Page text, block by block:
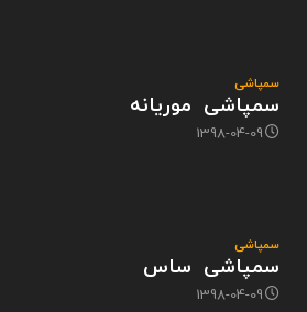
سمپاشی
سمپاشی موریانه
1398-04-09
سمپاشی
سمپاشی ساس
1398-04-09